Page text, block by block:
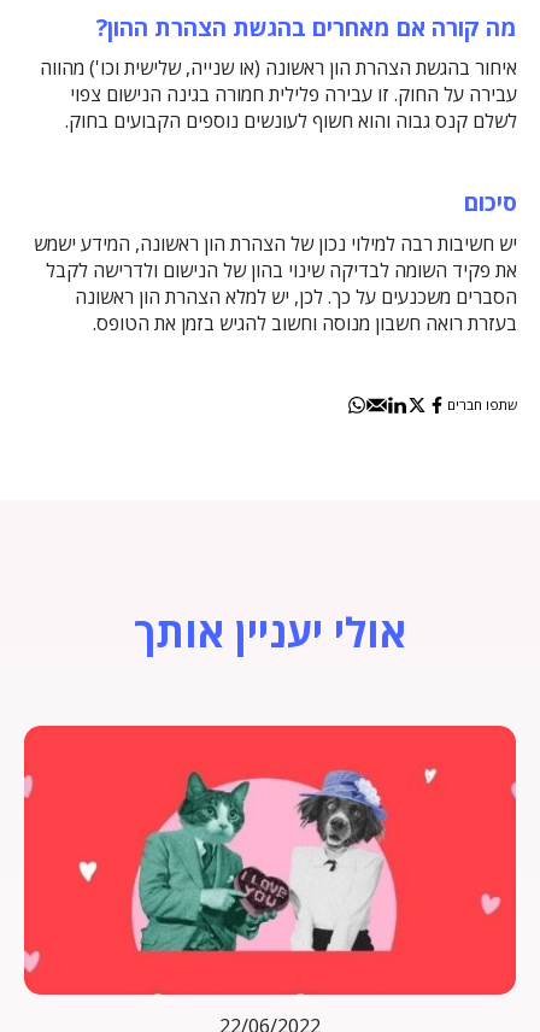
מה קורה אם מאחרים בהגשת הצהרת ההון?
איחור בהגשת הצהרת הון ראשונה (או שנייה, שלישית וכו') מהווה
עבירה על החוק. זו עבירה פלילית חמורה בגינה הנישום צפוי
לשלם קנס גבוה והוא חשוף לעונשים נוספים הקבועים בחוק.
סיכום
יש חשיבות רבה למילוי נכון של הצהרת הון ראשונה, המידע ישמש
את פקיד השומה לבדיקה שינוי בהון של הנישום ולדרישה לקבל
הסברים משכנעים על כך. לכן, יש למלא הצהרת הון ראשונה
בעזרת רואה חשבון מנוסה וחשוב להגיש בזמן את הטופס.
שתפו חברים
אולי יעניין אותך
22/06/2022